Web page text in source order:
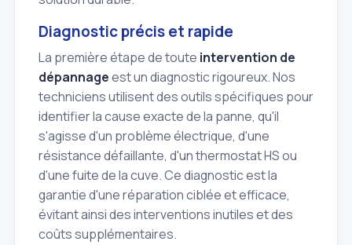
Diagnostic précis et rapide
La première étape de toute intervention de
dépannageest un diagnostic rigoureux. Nos
techniciens utilisent des outils spécifiques pour
identifier la cause exacte de la panne, qu'il
s'agisse d'un problème électrique, d'une
résistance défaillante, d'un thermostat HS ou
d'une fuite de la cuve. Ce diagnostic est la
garantie d'une réparation ciblée et efficace,
évitant ainsi des interventions inutiles et des
coûts supplémentaires.